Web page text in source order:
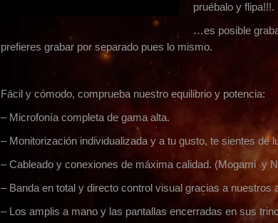
pruébalo y flipa!!!.
…es posible
prefieres grabar por separado pues lo mismo.
Fácil y cómodo, comprueba nuestro equilibrio y potencia:
– Microfonía completa de gama alta.
– Monitorización individualizada y a tu gusto, te sientes de
– Cableado y conexiones de máxima calidad. (Mogami y
– Banda en total y directo control visual gracias a
– Los amplis a mano y las pantallas encerradas en sus